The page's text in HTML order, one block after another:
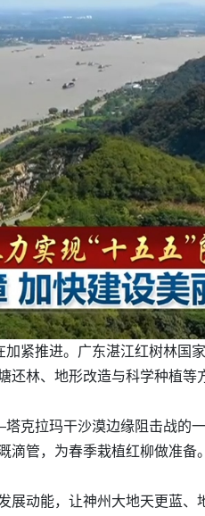
紧推进。广东湛江红树林国
林、地形改造与科学种植
克拉玛干沙漠边缘阻击战的
管，为春季栽植红柳做准
动能，让神州大地天更蓝、